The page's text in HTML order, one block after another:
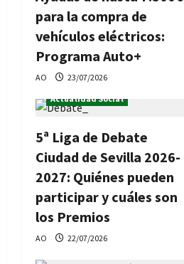
para la compra de
vehículos eléctricos:
Programa Auto+
AO
23/07/2026
Actualidad Social
5ª Liga de Debate
Ciudad de Sevilla 2026-
2027: Quiénes pueden
participar y cuáles son
los Premios
AO 22/07/2026